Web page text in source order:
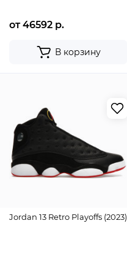
от 46592 р.
В корзину
Jordan 13 Retro Playoffs (2023)